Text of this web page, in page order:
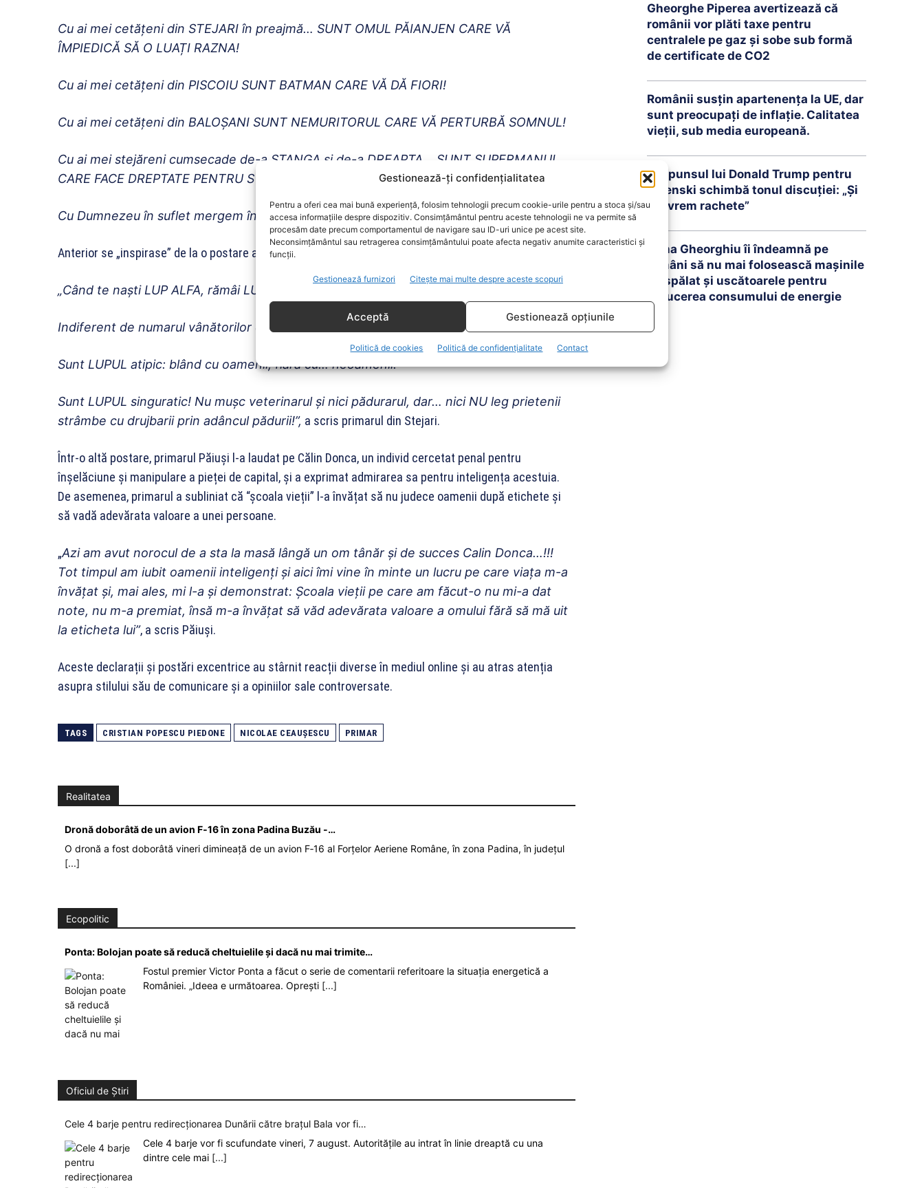
Gestionează-ți confidențialitatea
Pentru a oferi cea mai bună experiență, folosim tehnologii precum cookie-urile pentru a stoca și/sau
accesa informațiile despre dispozitiv. Consimțământul pentru aceste tehnologii ne va permite să
procesăm date precum comportamentul de navigare sau ID-uri unice pe acest site.
Neconsimțământul sau retragerea consimțământului poate afecta negativ anumite caracteristici și
funcții.
Gestionează furnizori Citește mai multe despre aceste scopuri
Acceptă Gestionează opțiunile
Politică de cookies Politică de confidențialitate Contact
Cu ai mei cetățeni din STEJARI în preajmă… SUNT OMUL PĂIANJEN CARE VĂ
ÎMPIEDICĂ SĂ O LUAȚI RAZNA!
Cu ai mei cetățeni din PISCOIU SUNT BATMAN CARE VĂ DĂ FIORI!
Cu ai mei cetățeni din BALOȘANI SUNT NEMURITORUL CARE VĂ PERTURBĂ SOMNUL!
Cu ai mei stejăreni cumsecade de-a STANGA și de-a DREAPTA… SUNT SUPERMANUL
CARE FACE DREPTATE PENTRU STEJARI
Cu Dumnezeu în suflet mergem înainte…!!!”,a scris primarul pe Facebook.
Anterior se „inspirase” de la o postare a primarului de la Sectorul 5, Popescu-Piedone:
„Când te naști LUP ALFA, rămâi LUP ALFA!
Indiferent de numarul vânătorilor care te hăituiesc și te țintesc să te doboare!
Sunt LUPUL atipic: blând cu oamenii, fiară cu… neoamenii!
Sunt LUPUL singuratic! Nu mușc veterinarul și nici pădurarul, dar… nici NU leg prietenii
strâmbe cu drujbarii prin adâncul pădurii!”, a scris primarul din Stejari.
Într-o altă postare, primarul Păiuși l-a laudat pe Călin Donca, un individ cercetat penal pentru
înșelăciune și manipulare a pieței de capital, și a exprimat admirarea sa pentru inteligența acestuia.
De asemenea, primarul a subliniat că “școala vieții” l-a învățat să nu judece oamenii după etichete și
să vadă adevărata valoare a unei persoane.
„Azi am avut norocul de a sta la masă lângă un om tânăr și de succes Calin Donca…!!!
Tot timpul am iubit oamenii inteligenți și aici îmi vine în minte un lucru pe care viața m-a
învățat și, mai ales, mi l-a și demonstrat: Școala vieții pe care am făcut-o nu mi-a dat
note, nu m-a premiat, însă m-a învățat să văd adevărata valoare a omului fără să mă uit
la eticheta lui”, a scris Păiuşi.
Aceste declarații și postări excentrice au stârnit reacții diverse în mediul online și au atras atenția
asupra stilului său de comunicare și a opiniilor sale controversate.
TAGS CRISTIAN POPESCU PIEDONE NICOLAE CEAUȘESCU PRIMAR
Realitatea
Dronă doborâtă de un avion F‑16 în zona Padina Buzău -…
O dronă a fost doborâtă vineri dimineață de un avion F‑16 al Forțelor Aeriene Române, în zona Padina, în județul
[...]
Ecopolitic
Ponta: Bolojan poate să reducă cheltuielile şi dacă nu mai trimite…
Fostul premier Victor Ponta a făcut o serie de comentarii referitoare la situația energetică a
României. „Ideea e următoarea. Oprești [...]
Oficiul de Știri
Cele 4 barje pentru redirecționarea Dunării către brațul Bala vor fi…
Cele 4 barje vor fi scufundate vineri, 7 august. Autoritățile au intrat în linie dreaptă cu una
dintre cele mai [...]
Gheorghe Piperea avertizează că
românii vor plăti taxe pentru
centralele pe gaz și sobe sub formă
de certificate de CO2
Românii susțin apartenența la UE, dar
sunt preocupați de inflație. Calitatea
vieții, sub media europeană.
Răspunsul lui Donald Trump pentru
Zelenski schimbă tonul discuției: „Și
noi vrem rachete”
Oana Gheorghiu îi îndeamnă pe
români să nu mai folosească mașinile
de spălat și uscătoarele pentru
reducerea consumului de energie